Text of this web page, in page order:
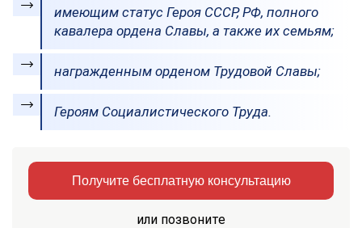
имеющим статус Героя СССР, РФ, полного
кавалера ордена Славы, а также их семьям;
награжденным орденом Трудовой Славы;
Героям Социалистического Труда.
Получите бесплатную консультацию
или позвоните